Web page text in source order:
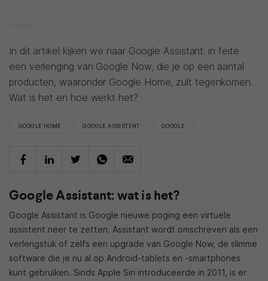
In dit artikel kijken we naar Google Assistant: in feite
een verlenging van Google Now, die je op een aantal
producten, waaronder Google Home, zult tegenkomen.
Wat is het en hoe werkt het?
GOOGLE HOME GOOGLE ASSISTENT GOOGLE
Google Assistant: wat is het?
Google Assistant is Google nieuwe poging een virtuele
assistent neer te zetten. Assistant wordt omschreven als een
verlengstuk of zelfs een upgrade van Google Now, de slimme
software die je nu al op Android-tablets en -smartphones
kunt gebruiken. Sinds Apple Siri introduceerde in 2011, is er